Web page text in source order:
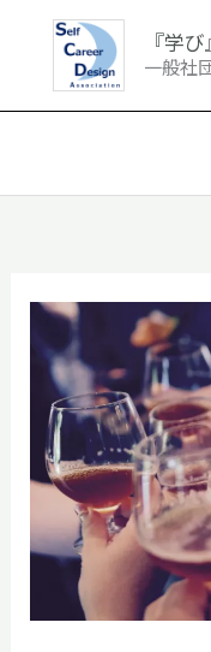
ス
『学
一般社